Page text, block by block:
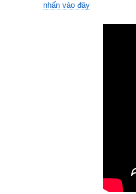
nhấn vào đây